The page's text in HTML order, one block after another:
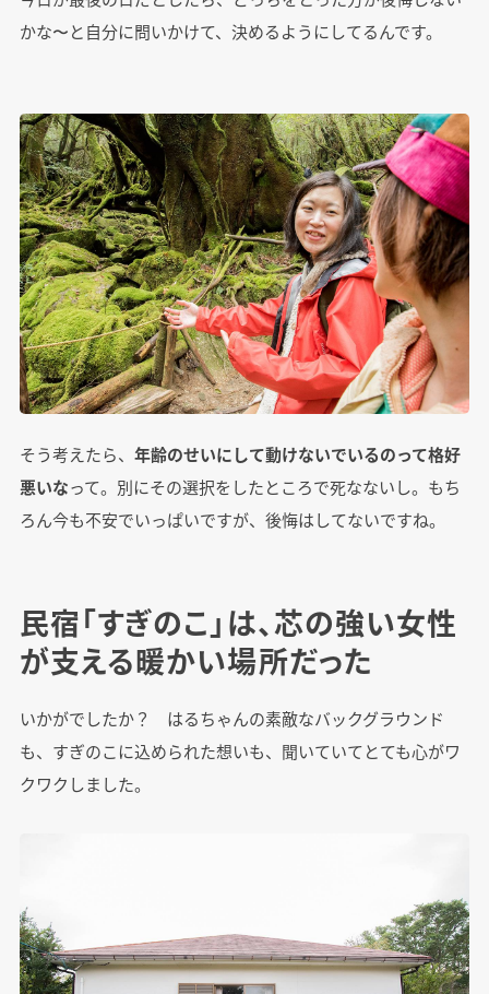
かな〜と自分に問いかけて、決めるようにしてるんです。
そう考えたら、 年齢のせいにして動けないでいるのって格好
悪いなって。別にその選択をしたところで死なないし。もち
ろん今も不安でいっぱいですが、後悔はしてないですね。
民宿「すぎのこ」は、芯の強い女性
が支える暖かい場所だった
いかがでしたか？ はるちゃんの素敵なバックグラウンド
も、すぎのこに込められた想いも、聞いていてとても心がワ
クワクしました。